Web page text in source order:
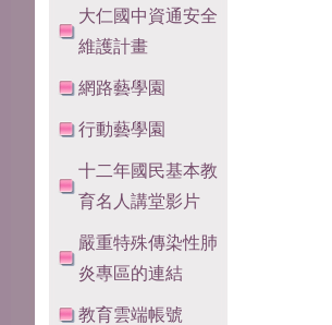
大仁國中資通安全
維護計畫
網路藝學園
行動藝學園
十二年國民基本教
育名人講堂影片
嚴重特殊傳染性肺
炎專區的連結
教育雲端帳號